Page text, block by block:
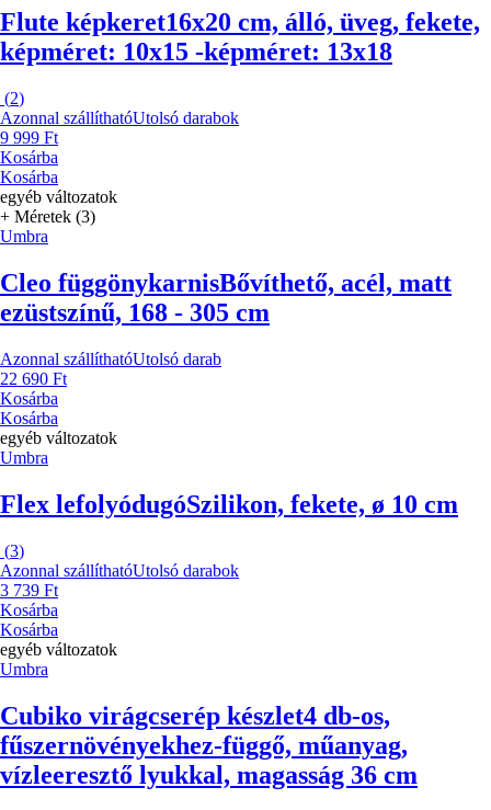
Flute képkeret16x20 cm, álló, üveg, fekete,
képméret: 10x15 -képméret: 13x18
(2)
Azonnal szállíthatóUtolsó darabok
9 999 Ft
Kosárba
Kosárba
egyéb változatok
+ Méretek (3)
Umbra
Cleo függönykarnisBővíthető, acél, matt
ezüstszínű, 168 - 305 cm
Azonnal szállíthatóUtolsó darab
22 690 Ft
Kosárba
Kosárba
egyéb változatok
Umbra
Flex lefolyódugóSzilikon, fekete, ø 10 cm
(3)
Azonnal szállíthatóUtolsó darabok
3 739 Ft
Kosárba
Kosárba
egyéb változatok
Umbra
Cubiko virágcserép készlet4 db-os,
fűszernövényekhez-függő, műanyag,
vízleeresztő lyukkal, magasság 36 cm